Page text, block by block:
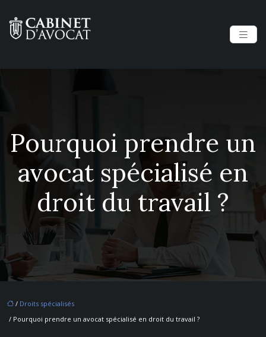
Pourquoi prendre un
avocat spécialisé en
droit du travail ?
/ Droits spécialisés
/ Pourquoi prendre un avocat spécialisé en droit du travail ?